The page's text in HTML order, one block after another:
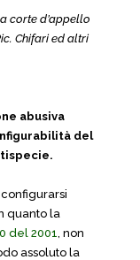
corte d’appello
Chifari ed altri
abusiva
del
quanto la
del 2001, non
assoluto la